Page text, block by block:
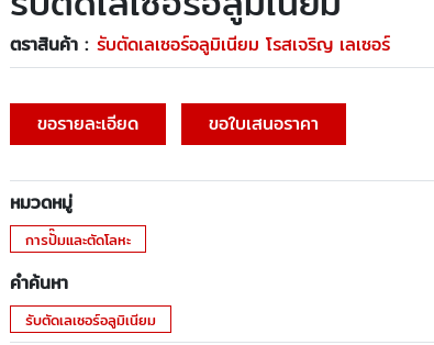
ตราสินค้า : รับตัดเลเซอร์อลูมิเนียม โรสเจริญ เลเซอร์
ขอรายละเอียด ขอใบเสนอราคา
หมวดหมู่
การปั๊มและตัดโลหะ
คำค้นหา
รับตัดเลเซอร์อลูมิเนียม